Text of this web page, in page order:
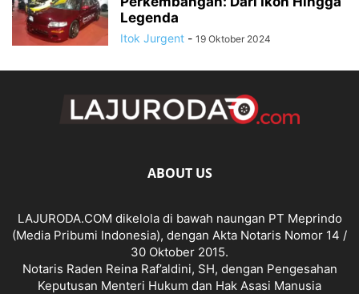
Legenda
Itok Jurgent - 19 Oktober 2024
ABOUT US
LAJURODA.COM dikelola di bawah naungan PT Meprindo
(Media Pribumi Indonesia), dengan Akta Notaris Nomor 14 /
30 Oktober 2015.
Notaris Raden Reina Raf’aldini, SH, dengan Pengesahan
Keputusan Menteri Hukum dan Hak Asasi Manusia